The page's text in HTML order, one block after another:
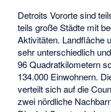
Detroits Vororte sind
teils große Städte mit
Aktivitäten. Landfläche
sehr unterschiedlich
96 Quadratkilometern
134.000 Einwohnern.
verteilt sich auf die
zwei nördliche